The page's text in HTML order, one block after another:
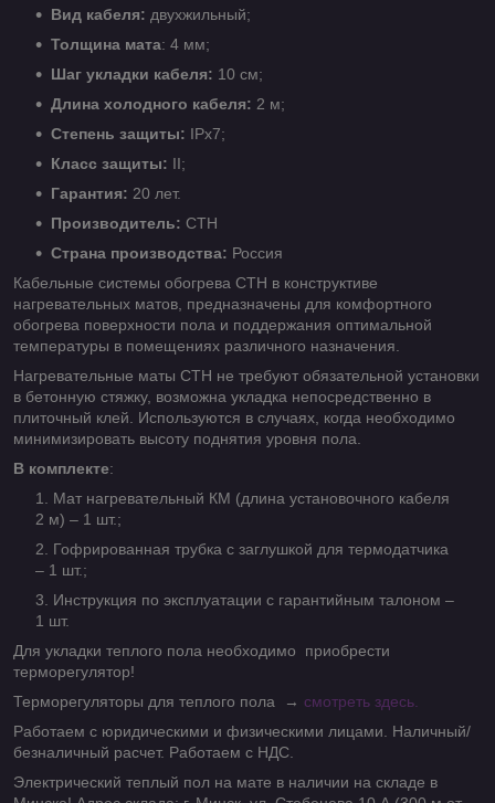
Вид кабеля: двухжильный;
Толщина мата: 4 мм;
Шаг укладки кабеля: 10 см;
Длина холодного кабеля: 2 м;
Степень защиты: IPx7;
Класс защиты: II;
Гарантия: 20 лет.
Производитель: СТН
Страна производства: Россия
Кабельные системы обогрева СТН в конструктиве
нагревательных матов, предназначены для комфортного
обогрева поверхности пола и поддержания оптимальной
температуры в помещениях различного назначения.
Нагревательные маты СТН не требуют обязательной установки
в бетонную стяжку, возможна укладка непосредственно в
плиточный клей. Используются в случаях, когда необходимо
минимизировать высоту поднятия уровня пола.
В комплекте:
Мат нагревательный КМ (длина установочного кабеля
2 м) – 1 шт.;
Гофрированная трубка с заглушкой для термодатчика
– 1 шт.;
Инструкция по эксплуатации с гарантийным талоном –
1 шт.
Для укладки теплого пола необходимо приобрести
терморегулятор!
Терморегуляторы для теплого пола → смотреть здесь.
Работаем с юридическими и физическими лицами. Наличный/
безналичный расчет. Работаем с НДС.
Электрический теплый пол на мате в наличии на складе в